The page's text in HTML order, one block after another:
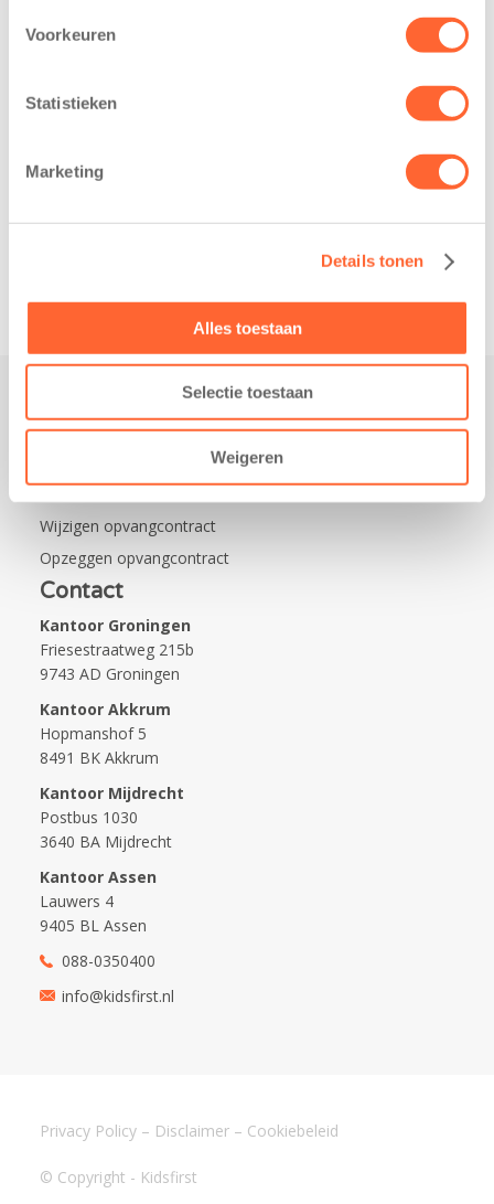
Voorkeuren
Statistieken
Marketing
Details tonen
Alles toestaan
Selectie toestaan
Weigeren
realisatie van een
kindcentrum in
Leeuwarden Zuid.
Na…
Praktisch
Wijzigen opvangcontract
Opzeggen opvangcontract
Contact
Kantoor Groningen
Friesestraatweg 215b
9743 AD Groningen
Kantoor Akkrum
Hopmanshof 5
8491 BK Akkrum
Kantoor Mijdrecht
Postbus 1030
3640 BA Mijdrecht
Kantoor Assen
Lauwers 4
9405 BL Assen
088-0350400
info@kidsfirst.nl
© Copyright - Kidsfirst
Privacy Policy – Disclaimer – Cookiebeleid